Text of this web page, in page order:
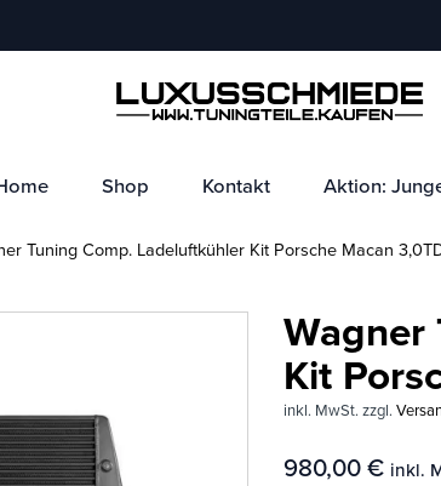
Shop Kontakt Aktion:
Tuning Comp. Ladeluftkühler Kit Porsche Macan
Wagner
Kit
inkl. MwSt. zzgl.
980,00 € inkl.